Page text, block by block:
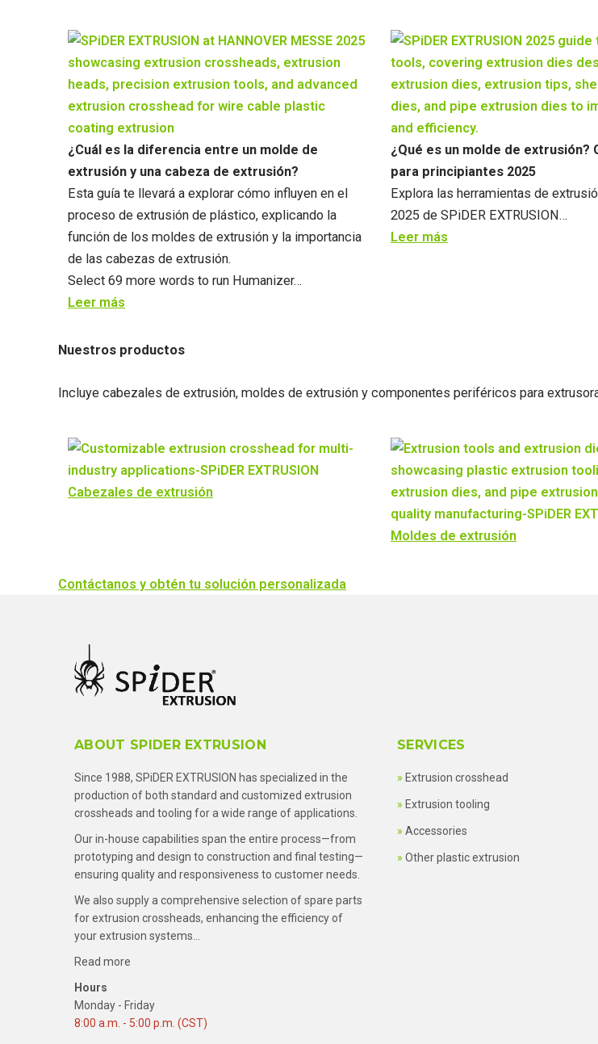
¿Cuál es la diferencia entre un molde de
extrusión y una cabeza de extrusión?​
Esta guía te llevará a explorar cómo influyen en el
proceso de extrusión de plástico, explicando la
función de los moldes de extrusión y la importancia
de las cabezas de extrusión.
Select 69 more words to run Humanizer…​
Leer más
¿Qué es un molde de extrusión?
para principiantes 2025
Explora las herramientas de
2025 de SPiDER EXTRUSION…
Leer más
Nuestros productos
Incluye cabezales de extrusión, moldes de extrusión y componentes periféricos para
Cabezales de extrusión
Moldes de extrusión
Contáctanos y obtén tu solución personalizada
ABOUT SPIDER EXTRUSION
Since 1988, SPiDER EXTRUSION has specialized in the
production of both standard and customized extrusion
crossheads and tooling for a wide range of applications.
Our in-house capabilities span the entire process—from
prototyping and design to construction and final testing—
ensuring quality and responsiveness to customer needs.
We also supply a comprehensive selection of spare parts
for extrusion crossheads, enhancing the efficiency of
your extrusion systems…
Read more
Hours
Monday - Friday
8:00 a.m. - 5:00 p.m. (CST)
SERVICES
Extrusion crosshead
Extrusion tooling
Accessories
Other plastic extrusion